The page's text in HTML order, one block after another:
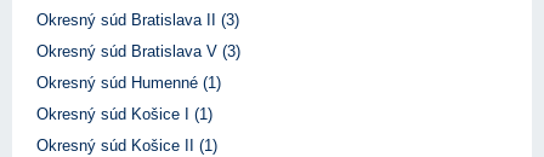
Okresný súd Bratislava II (3)
Okresný súd Bratislava V (3)
Okresný súd Humenné (1)
Okresný súd Košice I (1)
Okresný súd Košice II (1)